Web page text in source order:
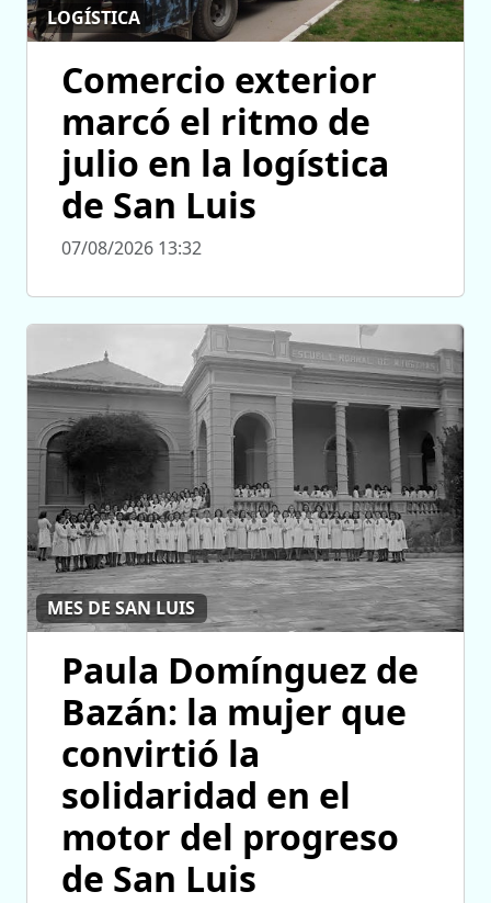
LOGÍSTICA
Comercio exterior
marcó el ritmo de
julio en la logística
de San Luis
07/08/2026 13:32
MES DE SAN LUIS
Paula Domínguez de
Bazán: la mujer que
convirtió la
solidaridad en el
motor del progreso
de San Luis